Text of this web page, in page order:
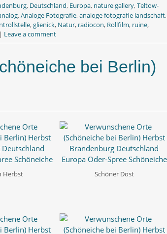
, Deutschland, Europa, nature gallery,Teltow-
,Analoge Fotografie,analoge fotografie landschaft,
,glienick, Natur, radiocon, Rollfilm, ruine,
| Leave a comment
bei Berlin)
Herbst Schöner Dost